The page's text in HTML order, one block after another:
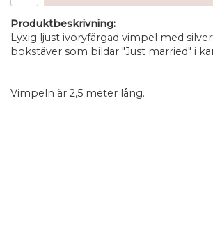
Produktbeskrivning:
Lyxig ljust ivoryfärgad vimpel med
bokstäver som bildar "Just married" i
Vimpeln är 2,5 meter lång.